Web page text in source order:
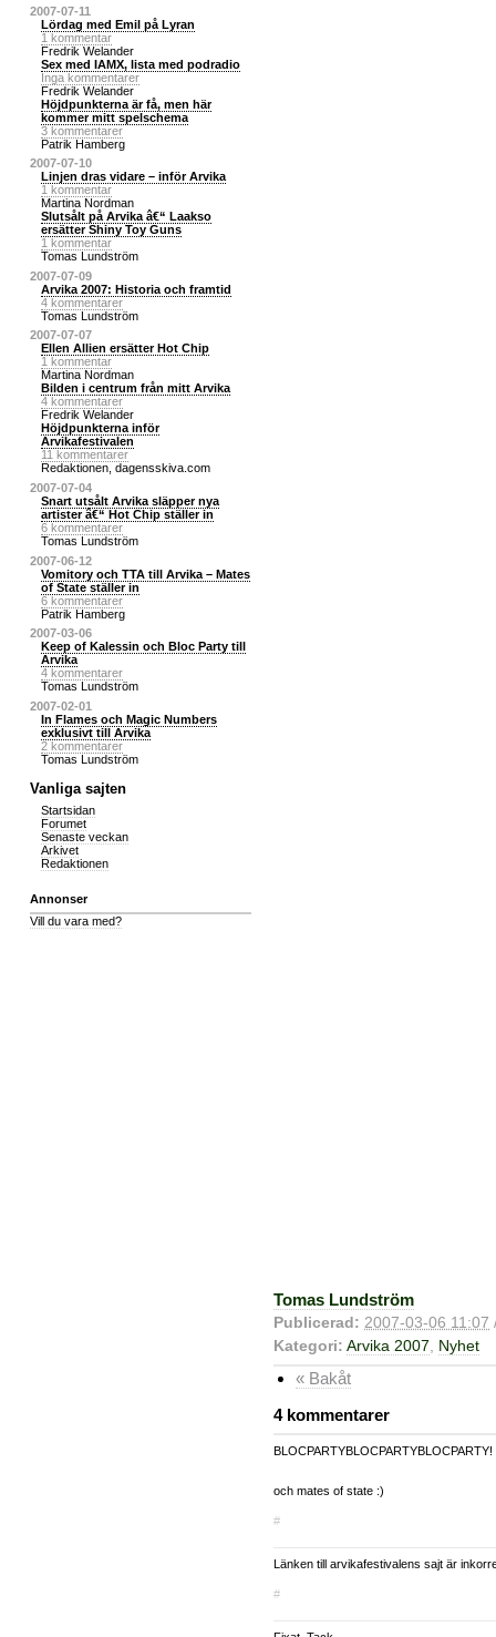
2007-07-11
Lördag med Emil på Lyran
1 kommentar
Fredrik Welander
Sex med IAMX, lista med podradio
Inga kommentarer
Fredrik Welander
Höjdpunkterna är få, men här
kommer mitt spelschema
3 kommentarer
Patrik Hamberg
2007-07-10
Linjen dras vidare – inför Arvika
1 kommentar
Martina Nordman
Slutsålt på Arvika â€“ Laakso
ersätter Shiny Toy Guns
1 kommentar
Tomas Lundström
2007-07-09
Arvika 2007: Historia och framtid
4 kommentarer
Tomas Lundström
2007-07-07
Ellen Allien ersätter Hot Chip
1 kommentar
Martina Nordman
Bilden i centrum från mitt Arvika
4 kommentarer
Fredrik Welander
Höjdpunkterna inför
Arvikafestivalen
11 kommentarer
Redaktionen, dagensskiva.com
2007-07-04
Snart utsålt Arvika släpper nya
artister â€“ Hot Chip ställer in
6 kommentarer
Tomas Lundström
2007-06-12
Vomitory och TTA till Arvika – Mates
of State ställer in
6 kommentarer
Patrik Hamberg
2007-03-06
Keep of Kalessin och Bloc Party till
Arvika
4 kommentarer
Tomas Lundström
2007-02-01
In Flames och Magic Numbers
exklusivt till Arvika
2 kommentarer
Tomas Lundström
Vanliga sajten
Startsidan
Forumet
Senaste veckan
Arkivet
Redaktionen
Annonser
Vill du vara med?
Tomas Lundström
Publicerad: 2007-03-06 11:07
Kategori: Arvika 2007 Nyhet
« Bakåt
4 kommentarer
BLOCPARTYBLOCPARTYBLOCPARTY!
och mates of state :)
#
Länken till arvikafestivalens sajt är
#